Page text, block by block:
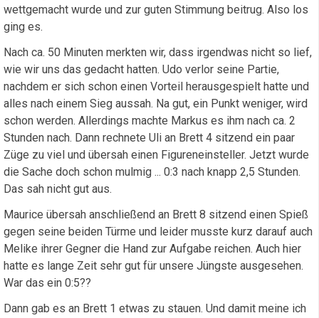
wettgemacht wurde und zur guten Stimmung beitrug. Also los
ging es.
Nach ca. 50 Minuten merkten wir, dass irgendwas nicht so lief,
wie wir uns das gedacht hatten. Udo verlor seine Partie,
nachdem er sich schon einen Vorteil herausgespielt hatte und
alles nach einem Sieg aussah. Na gut, ein Punkt weniger, wird
schon werden. Allerdings machte Markus es ihm nach ca. 2
Stunden nach. Dann rechnete Uli an Brett 4 sitzend ein paar
Züge zu viel und übersah einen Figureneinsteller. Jetzt wurde
die Sache doch schon mulmig ... 0:3 nach knapp 2,5 Stunden.
Das sah nicht gut aus.
Maurice übersah anschließend an Brett 8 sitzend einen Spieß
gegen seine beiden Türme und leider musste kurz darauf auch
Melike ihrer Gegner die Hand zur Aufgabe reichen. Auch hier
hatte es lange Zeit sehr gut für unsere Jüngste ausgesehen.
War das ein 0:5??
Dann gab es an Brett 1 etwas zu stauen. Und damit meine ich